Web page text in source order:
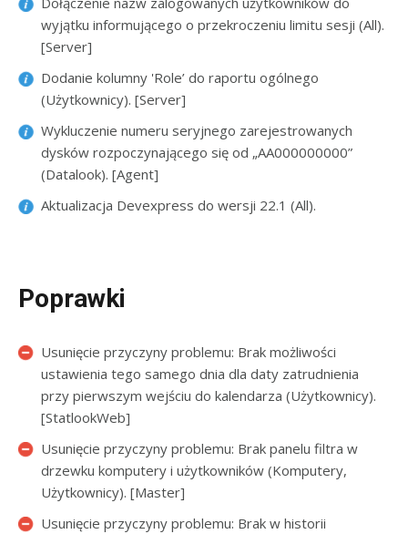
wyjątku informującego o przekroczeniu limitu sesji (All).
[Server]
Dodanie kolumny 'Role’ do raportu ogólnego
(Użytkownicy). [Server]
Wykluczenie numeru seryjnego zarejestrowanych
dysków rozpoczynającego się od „AA000000000”
(Datalook). [Agent]
Aktualizacja Devexpress do wersji 22.1 (All).
Poprawki
Usunięcie przyczyny problemu: Brak możliwości
ustawienia tego samego dnia dla daty zatrudnienia
przy pierwszym wejściu do kalendarza (Użytkownicy).
[StatlookWeb]
Usunięcie przyczyny problemu: Brak panelu filtra w
drzewku komputery i użytkowników (Komputery,
Użytkownicy). [Master]
Usunięcie przyczyny problemu: Brak w historii